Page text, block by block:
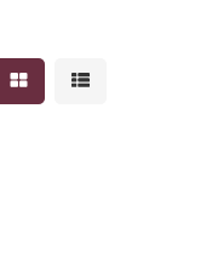
Mostrar resultados
Mostrar